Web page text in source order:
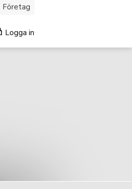
Logga in
Företag